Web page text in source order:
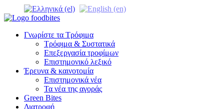
Γνωρίστε τα Τρόφιμα
Τρόφιμα & Συστατικά
Επεξεργασία τροφίμων
Επιστημονικό λεξικό
Έρευνα & καινοτομία
Επιστημονικά νέα
Τα νέα της αγοράς
Green Bites
Διατροφή